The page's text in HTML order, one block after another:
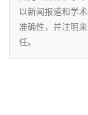
以新闻报道和学
准确性，并注明
任。